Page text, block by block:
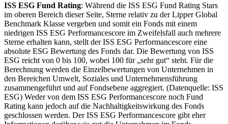
ISS ESG Fund Rating: Während die ISS ESG Fund Rating Stars
im oberen Bereich dieser Seite, Sterne relativ zu der Lipper Global
Benchmark Klasse vergeben und somit ein Fonds mit einem
niedrigen ISS ESG Performancescore im Zweifelsfall auch mehrere
Sterne erhalten kann, stellt der ISS ESG Performancescore eine
absolute ESG Bewertung des Fonds dar. Die Bewertung von ISS
ESG reicht von 0 bis 100, wobei 100 für „sehr gut“ steht. Für die
Berechnung werden die Einzelbewertungen von Unternehmen in
den Bereichen Umwelt, Soziales und Unternehmensführung
zusammengeführt und auf Fondsebene aggregiert. (Datenquelle: ISS
ESG) Weder von dem ISS ESG Performancescore noch Fund
Rating kann jedoch auf die Nachhaltigkeitswirkung des Fonds
geschlossen werden. Der ISS ESG Performancescore gibt eher